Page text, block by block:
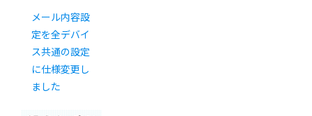
メール内容設
定を全デバイ
ス共通の設定
に仕様変更し
ました